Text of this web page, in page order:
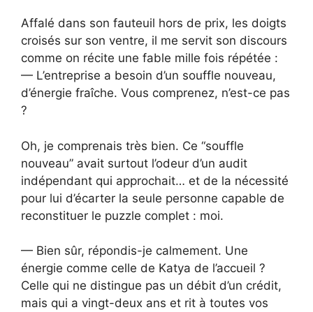
Affalé dans son fauteuil hors de prix, les doigts
croisés sur son ventre, il me servit son discours
comme on récite une fable mille fois répétée :
— L’entreprise a besoin d’un souffle nouveau,
d’énergie fraîche. Vous comprenez, n’est-ce pas
?
Oh, je comprenais très bien. Ce “souffle
nouveau” avait surtout l’odeur d’un audit
indépendant qui approchait… et de la nécessité
pour lui d’écarter la seule personne capable de
reconstituer le puzzle complet : moi.
— Bien sûr, répondis-je calmement. Une
énergie comme celle de Katya de l’accueil ?
Celle qui ne distingue pas un débit d’un crédit,
mais qui a vingt-deux ans et rit à toutes vos